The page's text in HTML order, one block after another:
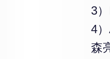
3
4
森